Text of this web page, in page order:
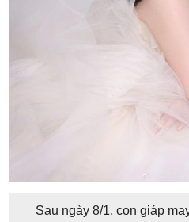
Sau ngày 8/1, con giáp